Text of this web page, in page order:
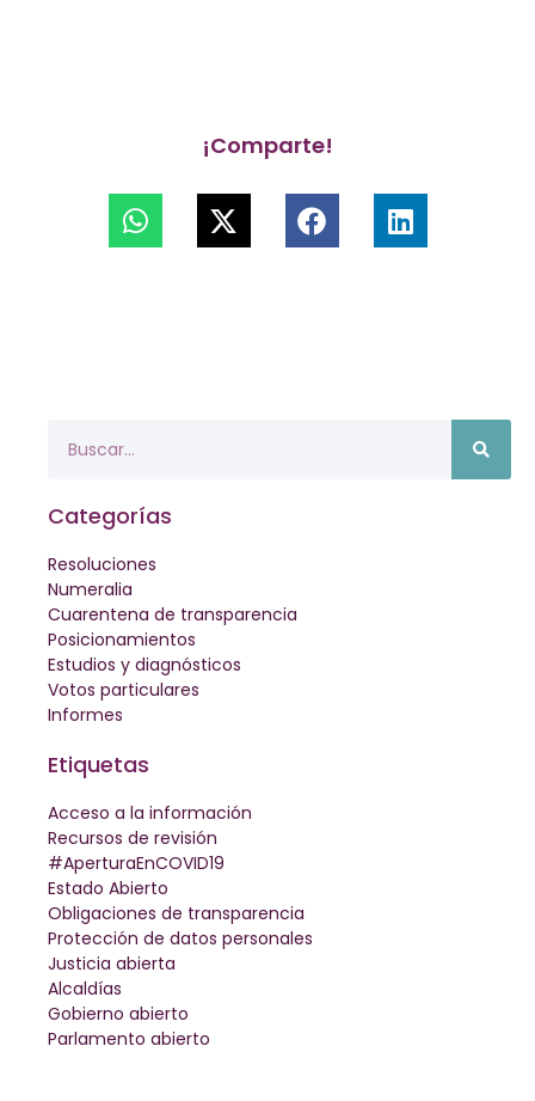
¡Comparte!
Categorías
Resoluciones
Numeralia
Cuarentena de transparencia
Posicionamientos
Estudios y diagnósticos
Votos particulares
Informes
Etiquetas
Acceso a la información
Recursos de revisión
#AperturaEnCOVID19
Estado Abierto
Obligaciones de transparencia
Protección de datos personales
Justicia abierta
Alcaldías
Gobierno abierto
Parlamento abierto